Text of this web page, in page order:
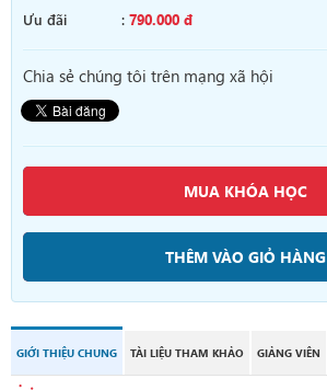
Ưu đãi
: 790.000 đ
Chia sẻ chúng tôi trên mạng xã hội
MUA KHÓA HỌC
THÊM VÀO GIỎ HÀNG
GIỚI THIỆU CHUNG TÀI LIỆU THAM KHẢO GIẢNG VIÊN